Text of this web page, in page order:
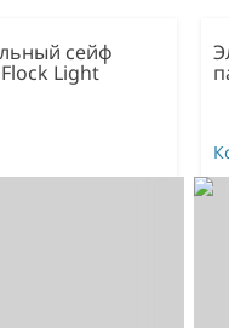
сейф
Light